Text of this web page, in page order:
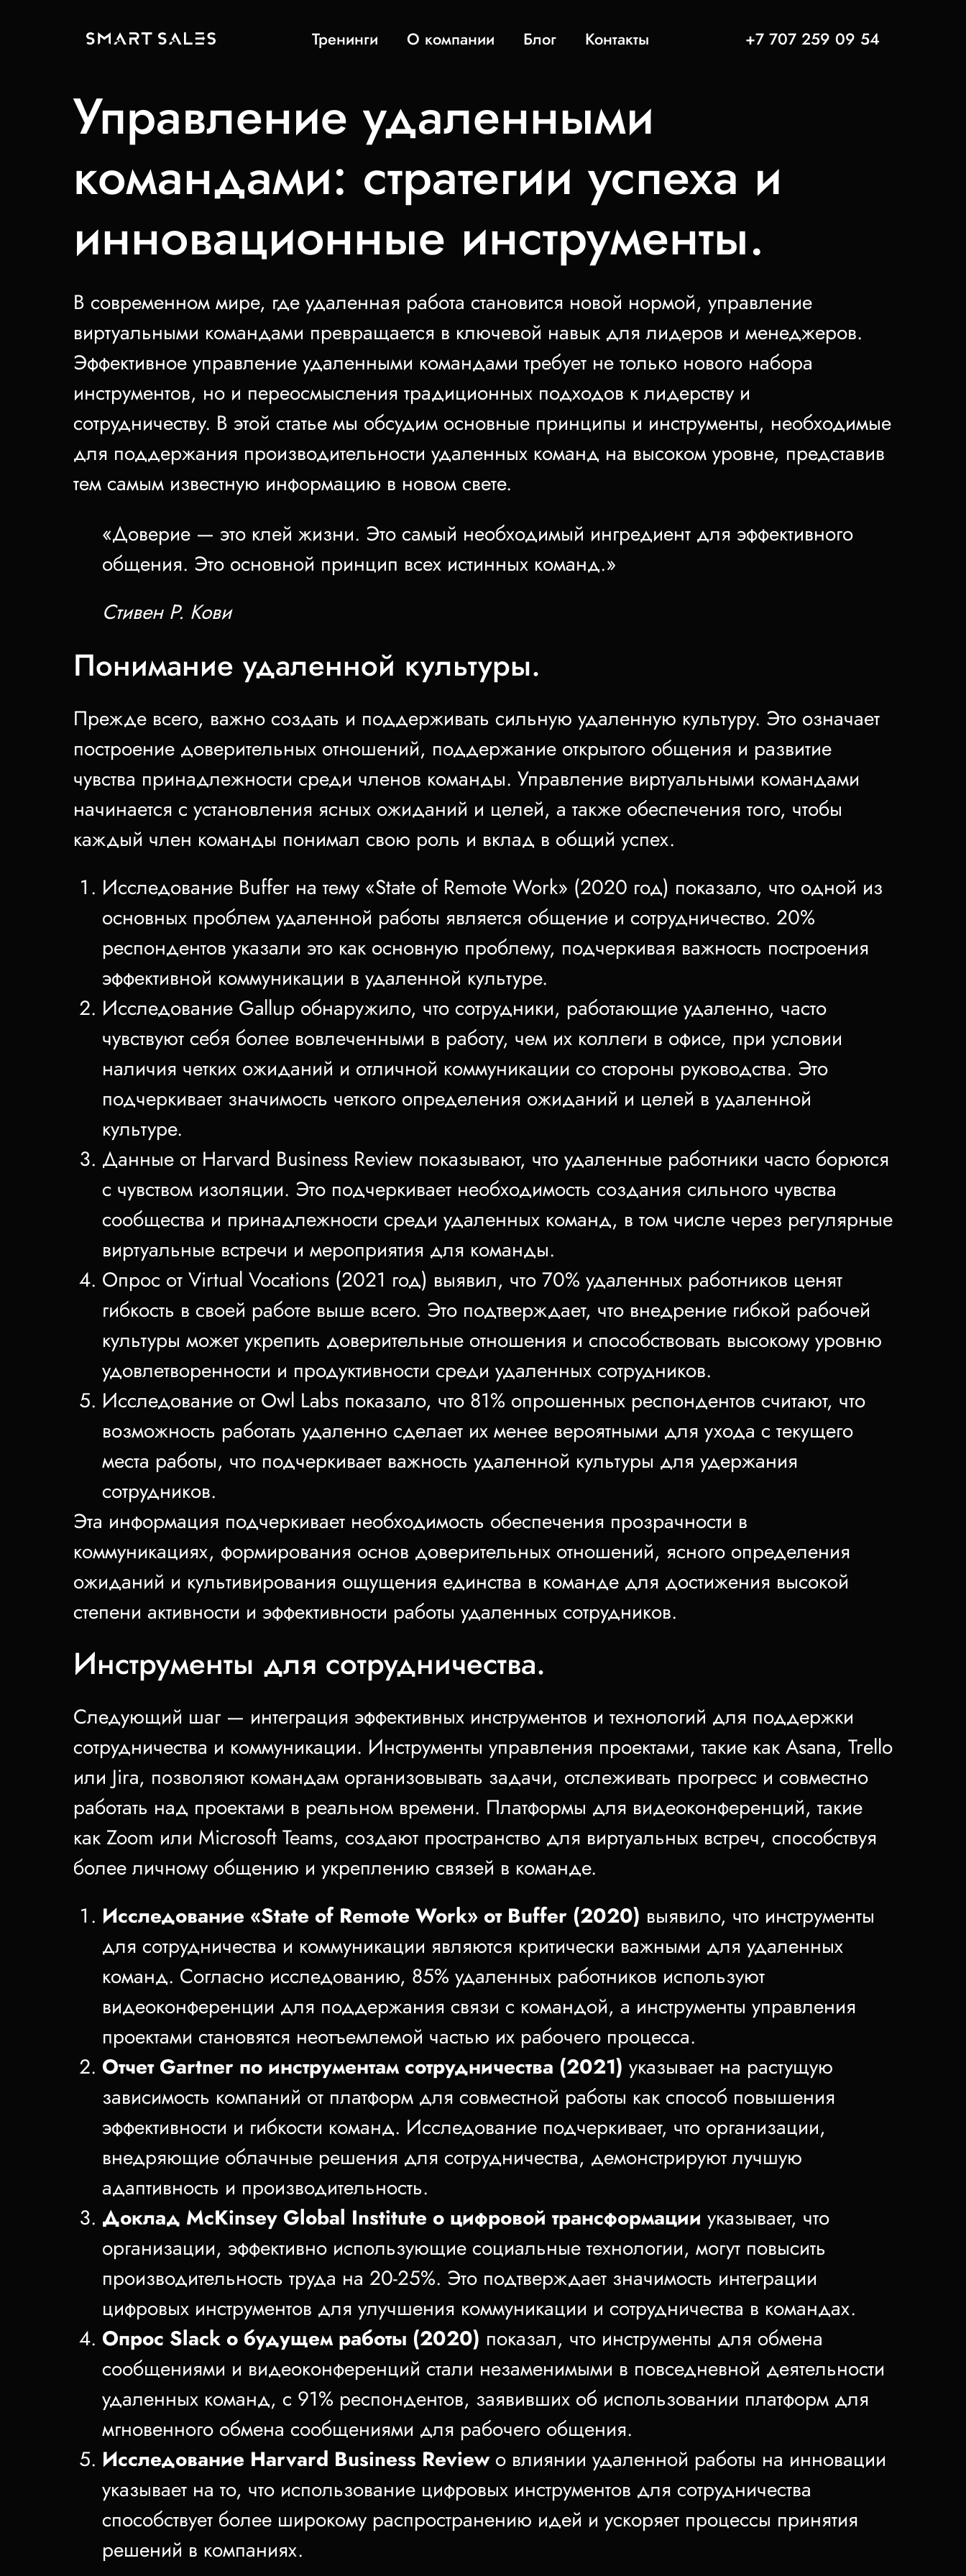
Тренинги О компании Блог Контакты +7 707 259 09 54
Управление удаленными
командами: стратегии успеха и
инновационные инструменты.
В современном мире, где удаленная работа становится новой нормой, управление
виртуальными командами превращается в ключевой навык для лидеров и менеджеров.
Эффективное управление удаленными командами требует не только нового набора
инструментов, но и переосмысления традиционных подходов к лидерству и
сотрудничеству. В этой статье мы обсудим основные принципы и инструменты, необходимые
для поддержания производительности удаленных команд на высоком уровне, представив
тем самым известную информацию в новом свете.
«Доверие — это клей жизни. Это самый необходимый ингредиент для эффективного
общения. Это основной принцип всех истинных команд.»
Стивен Р. Кови
Понимание удаленной культуры.
Прежде всего, важно создать и поддерживать сильную удаленную культуру. Это означает
построение доверительных отношений, поддержание открытого общения и развитие
чувства принадлежности среди членов команды. Управление виртуальными командами
начинается с установления ясных ожиданий и целей, а также обеспечения того, чтобы
каждый член команды понимал свою роль и вклад в общий успех.
Исследование Buffer на тему «State of Remote Work» (2020 год) показало, что одной из
основных проблем удаленной работы является общение и сотрудничество. 20%
респондентов указали это как основную проблему, подчеркивая важность построения
эффективной коммуникации в удаленной культуре.
Исследование Gallup обнаружило, что сотрудники, работающие удаленно, часто
чувствуют себя более вовлеченными в работу, чем их коллеги в офисе, при условии
наличия четких ожиданий и отличной коммуникации со стороны руководства. Это
подчеркивает значимость четкого определения ожиданий и целей в удаленной
культуре.
Данные от Harvard Business Review показывают, что удаленные работники часто борются
с чувством изоляции. Это подчеркивает необходимость создания сильного чувства
сообщества и принадлежности среди удаленных команд, в том числе через регулярные
виртуальные встречи и мероприятия для команды.
Опрос от Virtual Vocations (2021 год) выявил, что 70% удаленных работников ценят
гибкость в своей работе выше всего. Это подтверждает, что внедрение гибкой рабочей
культуры может укрепить доверительные отношения и способствовать высокому уровню
удовлетворенности и продуктивности среди удаленных сотрудников.
Исследование от Owl Labs показало, что 81% опрошенных респондентов считают, что
возможность работать удаленно сделает их менее вероятными для ухода с текущего
места работы, что подчеркивает важность удаленной культуры для удержания
сотрудников.
Эта информация подчеркивает необходимость обеспечения прозрачности в
коммуникациях, формирования основ доверительных отношений, ясного определения
ожиданий и культивирования ощущения единства в команде для достижения высокой
степени активности и эффективности работы удаленных сотрудников.
Инструменты для сотрудничества.
Следующий шаг — интеграция эффективных инструментов и технологий для поддержки
сотрудничества и коммуникации. Инструменты управления проектами, такие как Asana, Trello
или Jira, позволяют командам организовывать задачи, отслеживать прогресс и совместно
работать над проектами в реальном времени. Платформы для видеоконференций, такие
как Zoom или Microsoft Teams, создают пространство для виртуальных встреч, способствуя
более личному общению и укреплению связей в команде.
Исследование «State of Remote Work» от Buffer (2020) выявило, что инструменты
для сотрудничества и коммуникации являются критически важными для удаленных
команд. Согласно исследованию, 85% удаленных работников используют
видеоконференции для поддержания связи с командой, а инструменты управления
проектами становятся неотъемлемой частью их рабочего процесса.
Отчет Gartner по инструментам сотрудничества (2021) указывает на растущую
зависимость компаний от платформ для совместной работы как способ повышения
эффективности и гибкости команд. Исследование подчеркивает, что организации,
внедряющие облачные решения для сотрудничества, демонстрируют лучшую
адаптивность и производительность.
Доклад McKinsey Global Institute о цифровой трансформации указывает, что
организации, эффективно использующие социальные технологии, могут повысить
производительность труда на 20-25%. Это подтверждает значимость интеграции
цифровых инструментов для улучшения коммуникации и сотрудничества в командах.
Опрос Slack о будущем работы (2020) показал, что инструменты для обмена
сообщениями и видеоконференций стали незаменимыми в повседневной деятельности
удаленных команд, с 91% респондентов, заявивших об использовании платформ для
мгновенного обмена сообщениями для рабочего общения.
Исследование Harvard Business Reviewо влиянии удаленной работы на инновации
указывает на то, что использование цифровых инструментов для сотрудничества
способствует более широкому распространению идей и ускоряет процессы принятия
решений в компаниях.